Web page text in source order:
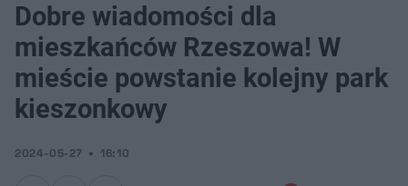
kolejny park kieszonkowy
Dobre wiadomości dla
mieszkańców Rzeszowa! W
mieście powstanie kolejny park
kieszonkowy
2024-05-27 16:10